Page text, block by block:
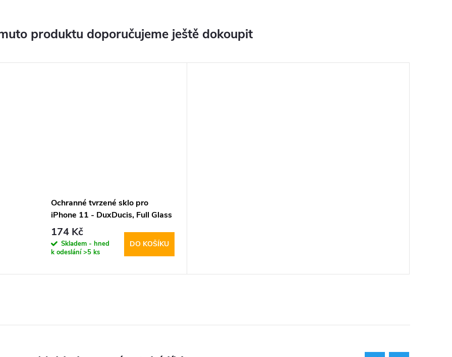
produktu doporučujeme ještě dokoupit
Ochranné tvrzené sklo pro
iPhone 11 - DuxDucis, Full Glass
Black
174 Kč
Skladem - hned
k odeslání>5 ks
DO KOŠÍKU